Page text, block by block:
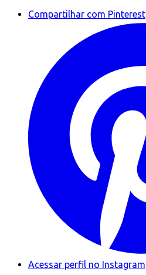
Compartilhar com Pinterest
Acessar perfil no Instagram